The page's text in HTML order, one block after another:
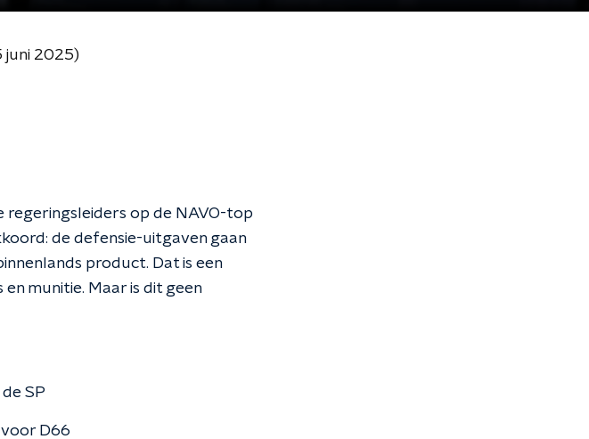
juni 2025)
regeringsleiders op de NAVO-top
de defensie-uitgaven gaan
product. Dat is een
munitie. Maar is dit geen
SP
D66